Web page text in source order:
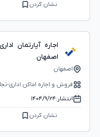
نشان کردن
اجاره آپارتمان
اصفهان
اصفهان
فروش و اجاره اماکن اداری-
انتشار:۱۴۰۴/۹/۲۴
نشان کردن